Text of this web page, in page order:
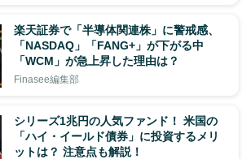
楽天証券で「半導体関連株」に警戒感、
「NASDAQ」「FANG+」が下がる中
「WCM」が急上昇した理由は？
Finasee編集部
シリーズ1兆円の人気ファンド！ 米国の
「ハイ・イールド債券」に投資するメリ
ットは？ 注意点も解説！